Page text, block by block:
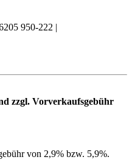
950-222 |
zzgl. Vorverkaufsgebühr
von 2,9% bzw. 5,9%.